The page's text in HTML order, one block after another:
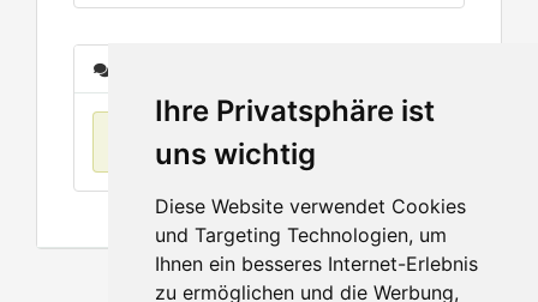
Ihre Privatsphäre ist
uns wichtig
Diese Website verwendet Cookies
und Targeting Technologien, um
Ihnen ein besseres Internet-Erlebnis
zu ermöglichen und die Werbung,
Keine Einträge